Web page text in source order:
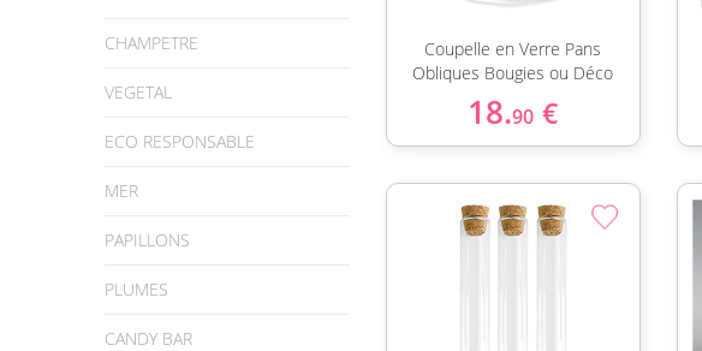
CHAMPETRE
VEGETAL
ECO RESPONSABLE
MER
PAPILLONS
PLUMES
CANDY BAR
Coupelle en Verre Pans
Obliques Bougies ou Déco
18.90 €